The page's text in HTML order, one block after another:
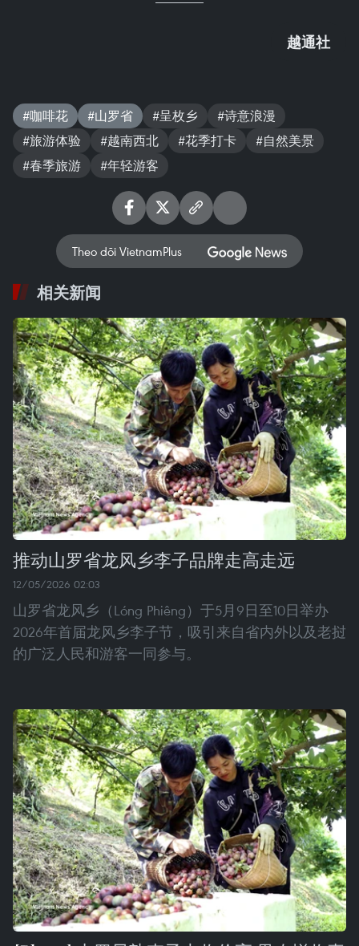
越通社
#咖啡花 #山罗省 #呈枚乡
#诗意浪漫
#旅游体验
#越南西北 #花季打卡
#自然美景
#春季旅游
#年轻游客
Theo dõi VietnamPlus
相关新闻
推动山罗省龙风乡李子品牌走高走远
12/05/2026 02:03
山罗省龙风乡（Lóng Phiêng）于5月9日至10日举办
2026年首届龙风乡李子节，吸引来自省内外以及老挝
的广泛人民和游客一同参与。